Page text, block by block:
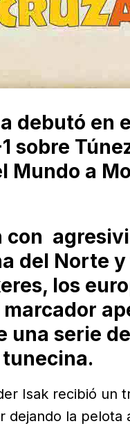
debutó en
sobre
Mundo a
con
del Norte
los
una serie
Isak recibió un
dejando la pelota